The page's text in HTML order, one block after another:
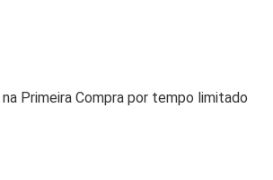
na Primeira Compra por tempo limitado